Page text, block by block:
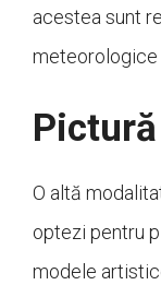
acestea sunt
meteorologice
O altă
optezi pentru
modele